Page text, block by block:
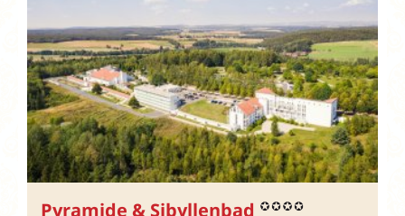
Pyramide & Sibyllenbad